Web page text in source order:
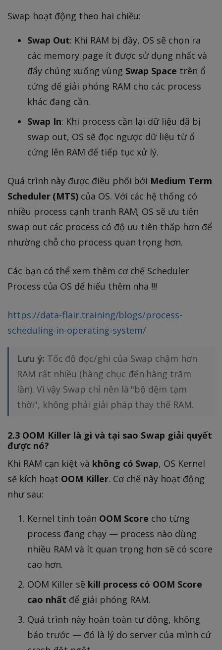
Swap hoạt động theo hai chiều:
Swap Out: Khi RAM bị đầy, OS sẽ chọn ra
các memory page ít được sử dụng nhất và
đẩy chúng xuống vùng Swap Space trên ổ
cứng để giải phóng RAM cho các process
khác đang cần.
Swap In: Khi process cần lại dữ liệu đã bị
swap out, OS sẽ đọc ngược dữ liệu từ ổ
cứng lên RAM để tiếp tục xử lý.
Quá trình này được điều phối bởi Medium Term
Scheduler (MTS) của OS. Với các hệ thống có
nhiều process cạnh tranh RAM, OS sẽ ưu tiên
swap out các process có độ ưu tiên thấp hơn để
nhường chỗ cho process quan trọng hơn.
Các bạn có thể xem thêm cơ chế Scheduler
Process của OS để hiểu thêm nha !!!
https://data-flair.training/blogs/process-
scheduling-in-operating-system/
Lưu ý: Tốc độ đọc/ghi của Swap chậm hơn
RAM rất nhiều (hàng chục đến hàng trăm
lần). Vì vậy Swap chỉ nên là "bộ đệm tạm
thời", không phải giải pháp thay thế RAM.
2.3 OOM Killer là gì và tại sao Swap giải quyết
được nó?
Khi RAM cạn kiệt và không có Swap, OS Kernel
sẽ kích hoạt OOM Killer. Cơ chế này hoạt động
như sau:
Kernel tính toán OOM Score cho từng
process đang chạy — process nào dùng
nhiều RAM và ít quan trọng hơn sẽ có score
cao hơn.
OOM Killer sẽ kill process có OOM Score
cao nhất để giải phóng RAM.
Quá trình này hoàn toàn tự động, không
báo trước — đó là lý do server của mình cứ